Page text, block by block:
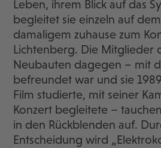
Leben, ihrem Blick auf das
begleitet sie einzeln auf
damaligem zuhause zum
Lichtenberg. Die Mitglieder
Neubauten dagegen – mit
befreundet war und sie
Film studierte, mit seiner
Konzert begleitete –
in den Rückblenden auf.
Entscheidung wird